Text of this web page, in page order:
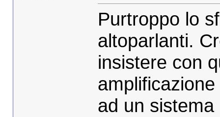
Purtroppo lo
altoparlanti.
insistere con
ad un